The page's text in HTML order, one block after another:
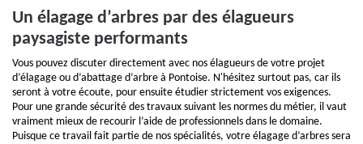
Un élagage d’arbres par des élagueurs
paysagiste performants
Vous pouvez discuter directement avec nos élagueurs de votre projet
d’élagage ou d’abattage d’arbre à Pontoise. N'hésitez surtout pas, car ils
seront à votre écoute, pour ensuite étudier strictement vos exigences.
Pour une grande sécurité des travaux suivant les normes du métier, il vaut
vraiment mieux de recourir l’aide de professionnels dans le domaine.
Puisque ce travail fait partie de nos spécialités, votre élagage d’arbres sera